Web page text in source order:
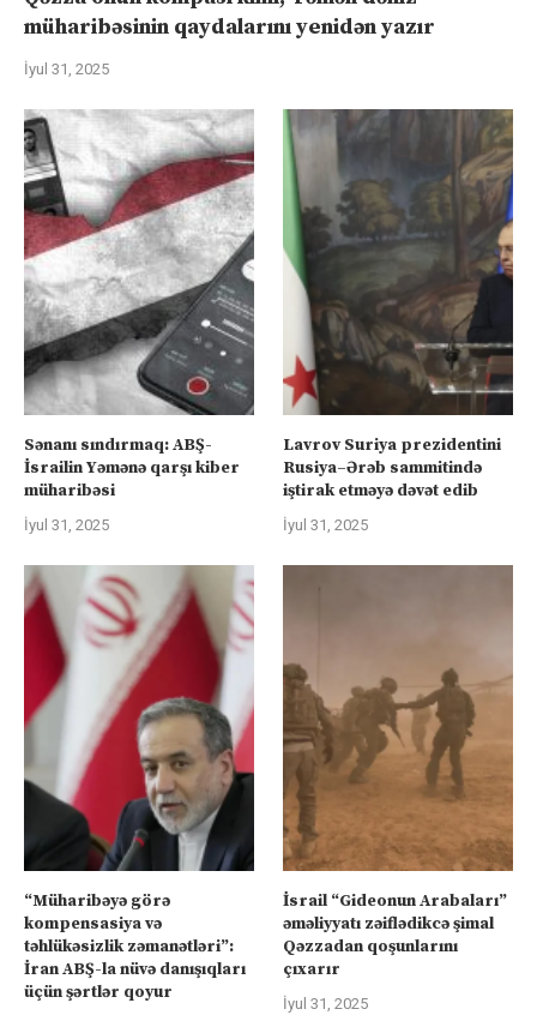
müharibəsinin qaydalarını yenidən yazır
İyul 31, 2025
Sənanı sındırmaq: ABŞ-
İsrailin Yəmənə qarşı kiber
müharibəsi
İyul 31, 2025
Lavrov Suriya prezidentini
Rusiya–Ərəb sammitində
iştirak etməyə dəvət edib
İyul 31, 2025
“Müharibəyə görə
kompensasiya və
təhlükəsizlik zəmanətləri”:
İran ABŞ-la nüvə danışıqları
üçün şərtlər qoyur
İsrail “Gideonun Arabaları”
əməliyyatı zəiflədikcə şimal
Qəzzadan qoşunlarını
çıxarır
İyul 31, 2025